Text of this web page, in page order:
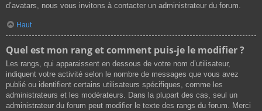
d’avatars, nous vous invitons à contacter un administrateur du forum.
Haut
Quel est mon rang et comment puis-je le modifier ?
Les rangs, qui apparaissent en dessous de votre nom d’utilisateur,
indiquent votre activité selon le nombre de messages que vous avez
publié ou identifient certains utilisateurs spécifiques, comme les
administrateurs et les modérateurs. Dans la plupart des cas, seul un
administrateur du forum peut modifier le texte des rangs du forum. Merci